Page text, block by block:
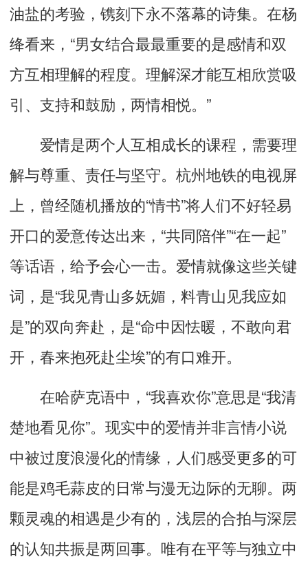
油盐的考验，镌刻下永不落幕的诗集。在杨
绛看来，“男女结合最最重要的是感情和双
方互相理解的程度。理解深才能互相欣赏吸
引、支持和鼓励，两情相悦。”
爱情是两个人互相成长的课程，需要理
解与尊重、责任与坚守。杭州地铁的电视屏
上，曾经随机播放的“情书”将人们不好轻易
开口的爱意传达出来，“共同陪伴”“在一起”
等话语，给予会心一击。爱情就像这些关键
词，是“我见青山多妩媚，料青山见我应如
是”的双向奔赴，是“命中因怯暖，不敢向君
开，春来抱死赴尘埃”的有口难开。
在哈萨克语中，“我喜欢你”意思是“我清
楚地看见你”。现实中的爱情并非言情小说
中被过度浪漫化的情缘，人们感受更多的可
能是鸡毛蒜皮的日常与漫无边际的无聊。两
颗灵魂的相遇是少有的，浅层的合拍与深层
的认知共振是两回事。唯有在平等与独立中